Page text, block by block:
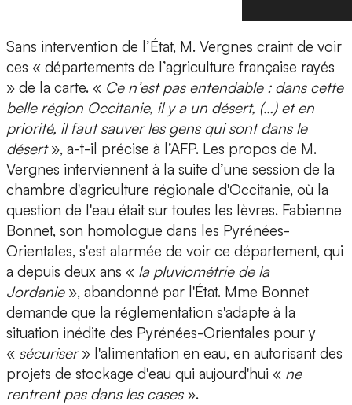
Sans intervention de l’État, M. Vergnes craint de voir
ces « départements de l’agriculture française rayés
» de la carte. « Ce n’est pas entendable : dans cette
belle région Occitanie, il y a un désert, (…) et en
priorité, il faut sauver les gens qui sont dans le
désert», a-t-il précise à l’AFP. Les propos de M.
Vergnes interviennent à la suite d’une session de la
chambre d'agriculture régionale d'Occitanie, où la
question de l'eau était sur toutes les lèvres. Fabienne
Bonnet, son homologue dans les Pyrénées-
Orientales, s'est alarmée de voir ce département, qui
a depuis deux ans « la pluviométrie de la
Jordanie», abandonné par l'État. Mme Bonnet
demande que la réglementation s'adapte à la
situation inédite des Pyrénées-Orientales pour y
« sécuriser» l'alimentation en eau, en autorisant des
projets de stockage d'eau qui aujourd'hui « ne
rentrent pas dans les cases ».